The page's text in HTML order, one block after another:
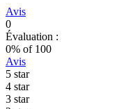
Avis
0
Évaluation :
0% of 100
Avis
5 star
4 star
3 star